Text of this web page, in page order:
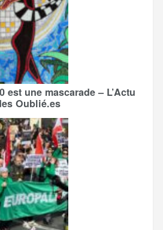
est une mascarade – L’Actu
Oublié.es